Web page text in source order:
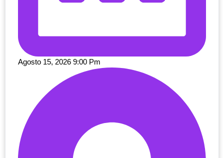
Agosto 15, 2026 9:00 Pm